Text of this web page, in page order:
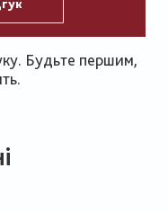
Будьте першим,